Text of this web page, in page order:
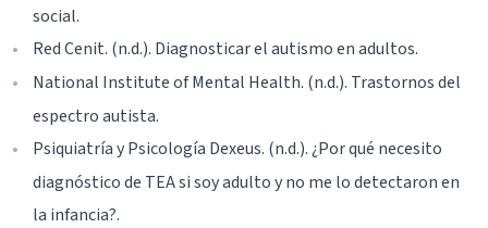
social.
Red Cenit. (n.d.). Diagnosticar el autismo en adultos.
National Institute of Mental Health. (n.d.). Trastornos del
espectro autista.
Psiquiatría y Psicología Dexeus. (n.d.). ¿Por qué necesito
diagnóstico de TEA si soy adulto y no me lo detectaron en
la infancia?.